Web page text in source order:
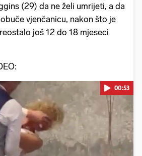
(29) da ne želi umrijeti, a da
vjenčanicu, nakon što je
još 12 do 18 mjeseci
Pokretanje videa...
00:53